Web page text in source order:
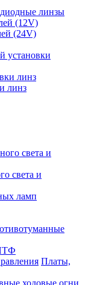
линзы
(12V)
(24V)
установки
линз
света и
ламп
Платы,
ходовые огни